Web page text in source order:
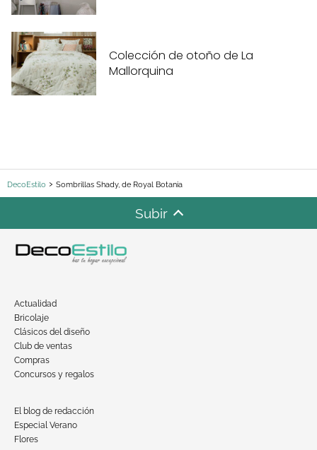
Colección de otoño de La
Mallorquina
DecoEstilo Sombrillas Shady, de Royal Botania
Subir
Actualidad
Bricolaje
Clásicos del diseño
Club de ventas
Compras
Concursos y regalos
El blog de redacción
Especial Verano
Flores